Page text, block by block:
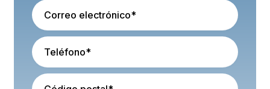
Email
Phone number